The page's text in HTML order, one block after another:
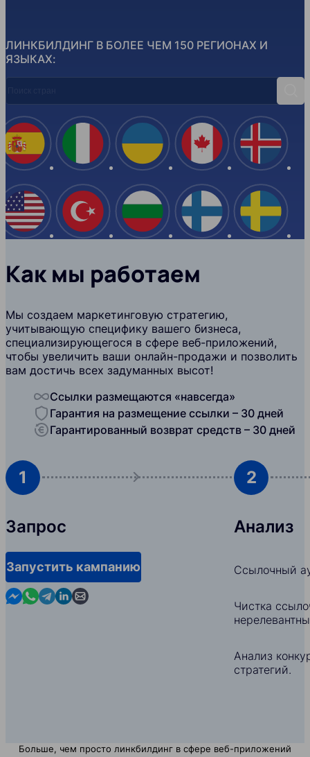
ЛИНКБИЛДИНГ В БОЛЕЕ ЧЕМ 150 РЕГИОНАХ И
ЯЗЫКАХ:
Испания
США
Италия
Турция
Украина
Болгария
Канада
Финляндия
Как мы работаем
Мы создаем маркетинговую стратегию,
учитывающую специфику вашего бизнеса,
специализирующегося в сфере веб-приложений,
чтобы увеличить ваши онлайн-продажи и позволить
вам достичь всех задуманных высот!
Ссылки размещаются «навсегда»
Гарантия на размещение ссылки – 30 дней
Гарантированный возврат средств – 30 дней
1
Запрос
Запустить кампанию
Contact us in Messenger
Contact us in WhatsApp
Contact us in Telegram
Contact us in Linkedin
Contact us by email
2
Анализ
Ссылочный
Чистка
Анализ
стратегий.
Больше, чем просто линкбилдинг в сфере веб-приложений